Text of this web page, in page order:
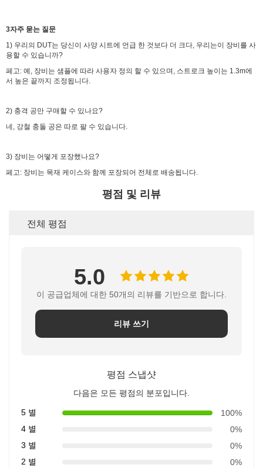
3자주 묻는 질문
1) 우리의 DUT는 당신이 사양 시트에 언급 한 것보다 더 크다, 우리는이 장비를 사
용할 수 있습니까?
페고: 예, 장비는 샘플에 따라 사용자 정의 할 수 있으며, 스트로크 높이는 1.3m에
서 높은 끝까지 조정됩니다.
2) 충격 공만 구매할 수 있나요?
네, 강철 충돌 공은 따로 팔 수 있습니다.
3) 장비는 어떻게 포장했나요?
페고: 장비는 목재 케이스와 함께 포장되어 전체로 배송됩니다.
평점 및 리뷰
전체 평점
5.0
이 공급업체에 대한 50개의 리뷰를 기반으로 합니다.
리뷰 쓰기
평점 스냅샷
다음은 모든 평점의 분포입니다.
5 별
100%
4 별
0%
3 별
0%
2 별
0%